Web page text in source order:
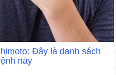
Đây là danh sách
này